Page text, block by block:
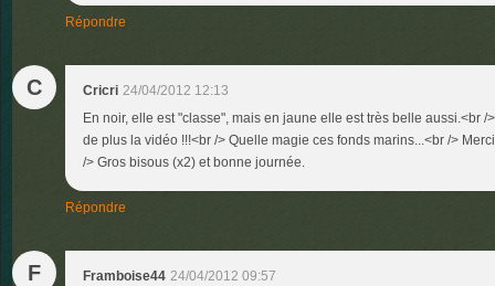
Répondre
C Cricri 24/04/2012 12:13
En noir, elle est "classe", mais en jaune elle est très belle aussi.<br /
de plus la vidéo !!!<br /> Quelle magie ces fonds marins...<br />
/> Gros bisous (x2) et bonne journée.
Répondre
F Framboise44 24/04/2012 09:57